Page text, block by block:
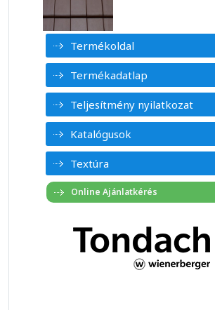
Termékoldal
Termékadatlap
Teljesítmény nyilatkozat
Katalógusok
Textúra